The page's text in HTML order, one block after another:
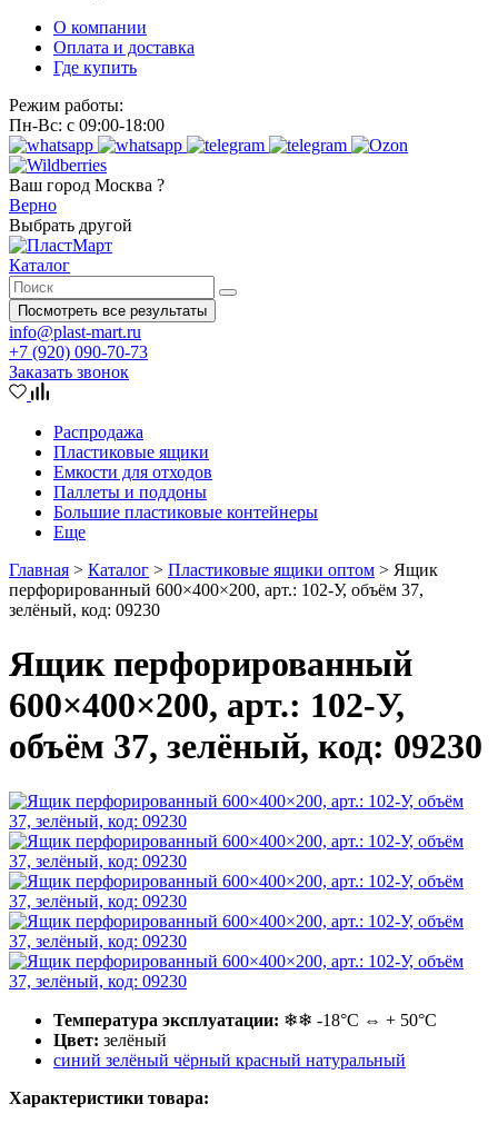
О компании
Оплата и доставка
Где купить
Режим работы:
Пн-Вс: с 09:00-18:00
Ваш город Москва ?
Верно
Выбрать другой
Каталог
Посмотреть все результаты
info@plast-mart.ru
+7 (920) 090-70-73
Заказать звонок
Распродажа
Пластиковые ящики
Емкости для отходов
Паллеты и поддоны
Большие пластиковые контейнеры
Еще
Главная > Каталог > Пластиковые ящики оптом > Ящик
перфорированный 600×400×200, арт.: 102-У, объём 37,
зелёный, код: 09230
Ящик перфорированный
600×400×200, арт.: 102-У,
объём 37, зелёный, код: 09230
Температура эксплуатации: ❄❄ -18°С ⇔ + 50°С
Цвет: зелёный
синий зелёный чёрный красный натуральный
Характеристики товара: